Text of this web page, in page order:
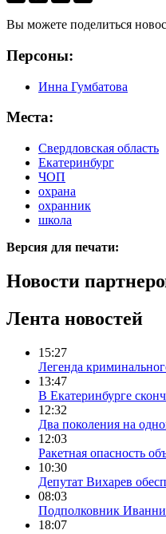
Вы можете поделиться
Персоны:
Инна Гумбатова
Места:
Свердловская область
Екатеринбург
ЧОП
охрана
охранник
школа
Версия для печати:
Новости
Лента новостей
15:27
Легенда
13:47
В Екатеринбурге
12:32
Два поколения на
12:03
Ракетная опасность
10:30
Депутат Вихарев
08:03
Подполковник
18:07